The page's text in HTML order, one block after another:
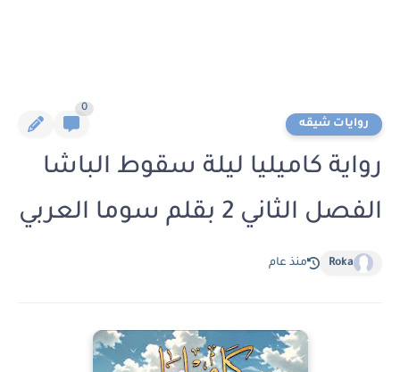
روايات شيقه
0
رواية كاميليا ليلة سقوط الباشا
الفصل الثاني 2 بقلم سوما العربي
Roka منذ عام